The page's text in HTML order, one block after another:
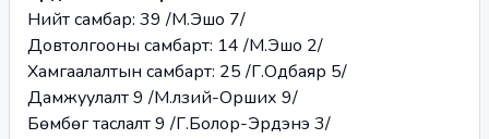
Нийт самбар: 39 /М.Эшо 7/
Довтолгооны самбарт: 14 /М.Эшо 2/
Хамгаалалтын самбарт: 25 /Г.Одбаяр 5/
Дамжуулалт 9 /М.Өлзий-Орших 9/
Бөмбөг таслалт 9 /Г.Болор-Эрдэнэ 3/